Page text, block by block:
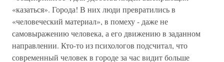
«казаться». Города! В них люди превратились в
«человеческий материал», в помеху - даже не
самовыражению человека, а его движению в заданном
направлении. Кто-то из психологов подсчитал, что
современный человек в городе за час видит больше